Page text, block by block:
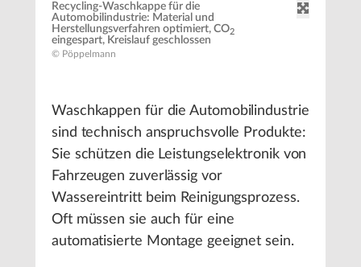
Recycling-Waschkappe für die
Automobilindustrie: Material und
Herstellungsverfahren optimiert, CO2
eingespart, Kreislauf geschlossen
© Pöppelmann
Waschkappen für die Automobilindustrie
sind technisch anspruchsvolle Produkte:
Sie schützen die Leistungselektronik von
Fahrzeugen zuverlässig vor
Wassereintritt beim Reinigungsprozess.
Oft müssen sie auch für eine
automatisierte Montage geeignet sein.